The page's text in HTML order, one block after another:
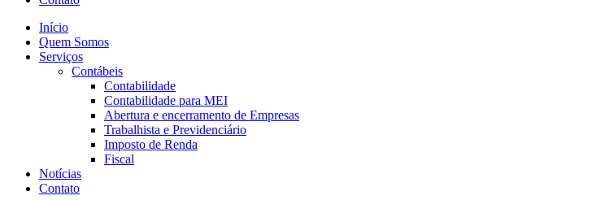
Início
Quem Somos
Serviços
Contábeis
Contabilidade
Contabilidade para MEI
Abertura e encerramento de Empresas
Trabalhista e Previdenciário
Imposto de Renda
Fiscal
Notícias
Contato